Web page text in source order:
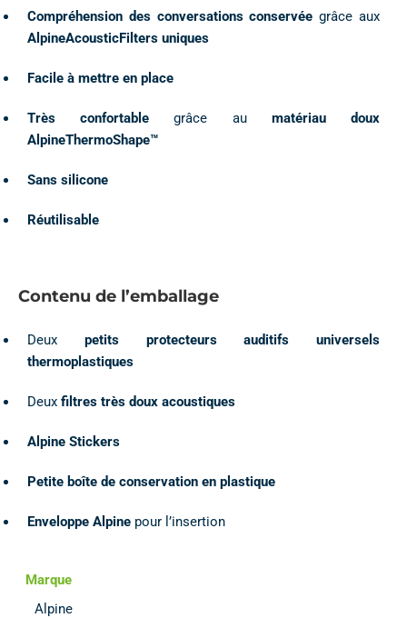
Compréhension des conversations conservée grâce aux
AlpineAcousticFilters uniques
Facile à mettre en place
Très confortable grâce au matériau doux
AlpineThermoShape™
Sans silicone
Réutilisable
Contenu de l’emballage
Deux petits protecteurs auditifs universels
thermoplastiques
Deux filtres très doux acoustiques
Alpine Stickers
Petite boîte de conservation en plastique
Enveloppe Alpine pour l’insertion
Marque
Alpine